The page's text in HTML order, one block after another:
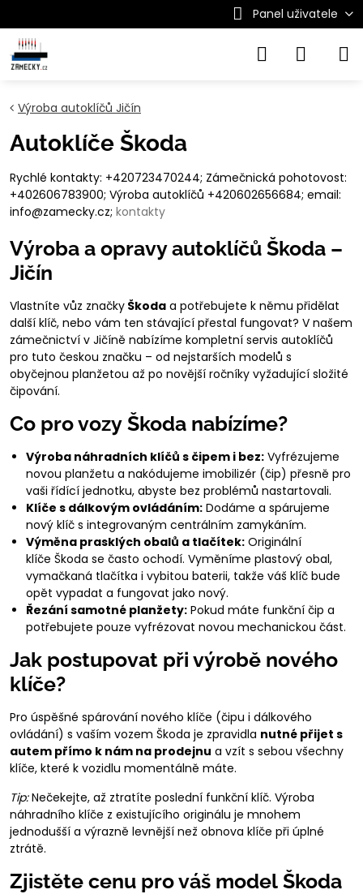
Panel uživatele
Výroba autoklíčů Jičín
Autoklíče Škoda
Rychlé kontakty: +420723470244; Zámečnická pohotovost:
+402606783900; Výroba autoklíčů +420602656684; email:
info@zamecky.cz; kontakty
Výroba a opravy autoklíčů Škoda –
Jičín
Vlastníte vůz značky Škoda a potřebujete k němu přidělat
další klíč, nebo vám ten stávající přestal fungovat? V našem
zámečnictví v Jičíně nabízíme kompletní servis autoklíčů
pro tuto českou značku – od nejstarších modelů s
obyčejnou planžetou až po novější ročníky vyžadující složité
čipování.
Co pro vozy Škoda nabízíme?
Výroba náhradních klíčů s čipem i bez: Vyfrézujeme
novou planžetu a nakódujeme imobilizér (čip) přesně pro
vaši řídící jednotku, abyste bez problémů nastartovali.
Klíče s dálkovým ovládáním: Dodáme a spárujeme
nový klíč s integrovaným centrálním zamykáním.
Výměna prasklých obalů a tlačítek: Originální
klíče Škoda se často ochodí. Vyměníme plastový obal,
vymačkaná tlačítka i vybitou baterii, takže váš klíč bude
opět vypadat a fungovat jako nový.
Řezání samotné planžety: Pokud máte funkční čip a
potřebujete pouze vyfrézovat novou mechanickou část.
Jak postupovat při výrobě nového
klíče?
Pro úspěšné spárování nového klíče (čipu i dálkového
ovládání) s vaším vozem Škoda je zpravidla nutné přijet s
autem přímo k nám na prodejnu a vzít s sebou všechny
klíče, které k vozidlu momentálně máte.
Tip:Nečekejte, až ztratíte poslední funkční klíč. Výroba
náhradního klíče z existujícího originálu je mnohem
jednodušší a výrazně levnější než obnova klíče při úplné
ztrátě.
Zjistěte cenu pro váš model Škoda